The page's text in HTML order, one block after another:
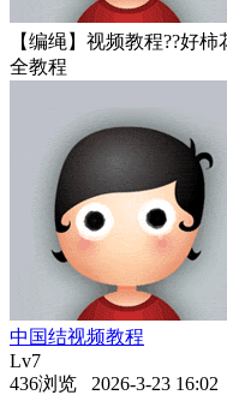
【编绳】视频教程??好
全教程
中国结视频教程
Lv7
436浏览 2026-3-23 16:02